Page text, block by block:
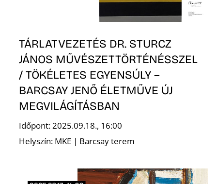
TÁRLATVEZETÉS DR. STURCZ
JÁNOS MŰVÉSZETTÖRTÉNÉSSZEL
/ TÖKÉLETES EGYENSÚLY –
BARCSAY JENŐ ÉLETMŰVE ÚJ
MEGVILÁGÍTÁSBAN
Időpont: 2025.09.18., 16:00
Helyszín: MKE | Barcsay terem